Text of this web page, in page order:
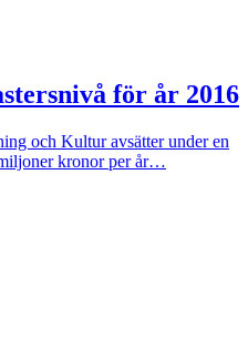
för år 2016
och Kultur avsätter under en
kronor per år…